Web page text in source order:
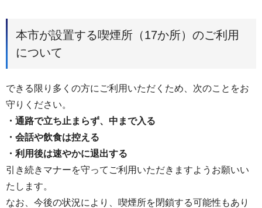
本市が設置する喫煙所（17か所）のご利用
について
できる限り多くの方にご利用いただくため、次のことをお
守りください。
・通路で立ち止まらず、中まで入る
・会話や飲食は控える
・利用後は速やかに退出する
引き続きマナーを守ってご利用いただきますようお願いい
たします。
なお、今後の状況により、喫煙所を閉鎖する可能性もあり